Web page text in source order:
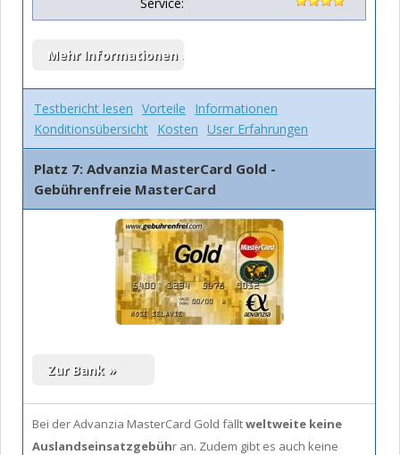
Testbericht lesen Vorteile
Informationen
Konditionsübersicht Kosten User Erfahrungen
Platz 7: Advanzia MasterCard Gold -
Gebührenfreie MasterCard
Bei der Advanzia MasterCard Gold fälltweltweite keine
Auslandseinsatzgebühr an. Zudem gibt es auch keine